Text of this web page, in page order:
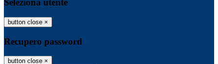
Seleziona utente
button close ×
Recupero password
button close ×